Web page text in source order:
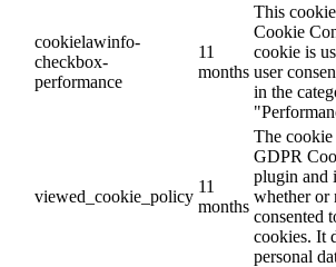
cookielawinfo-
checkbox-
performance
11
months
This
Cookie
cookie is
user
in the
viewed_cookie_policy
11
months
The cookie
GDPR
plugin and
whether or
consented
cookies. It
personal